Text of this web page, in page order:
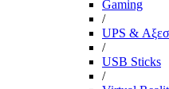
Gaming
/
UPS &
/
USB Sticks
/